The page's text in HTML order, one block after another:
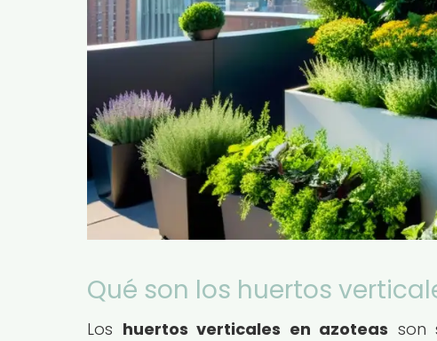
Qué son los huertos
Los huertos verticales en azoteas son